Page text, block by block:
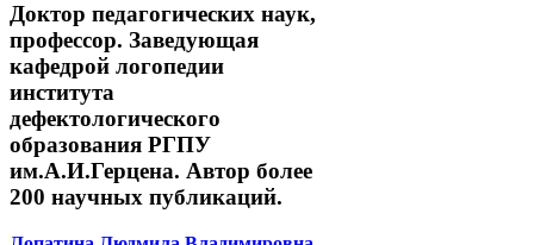
Доктор педагогических наук,
профессор. Заведующая
кафедрой логопедии
института
дефектологического
образования РГПУ
им.А.И.Герцена. Автор более
200 научных публикаций.